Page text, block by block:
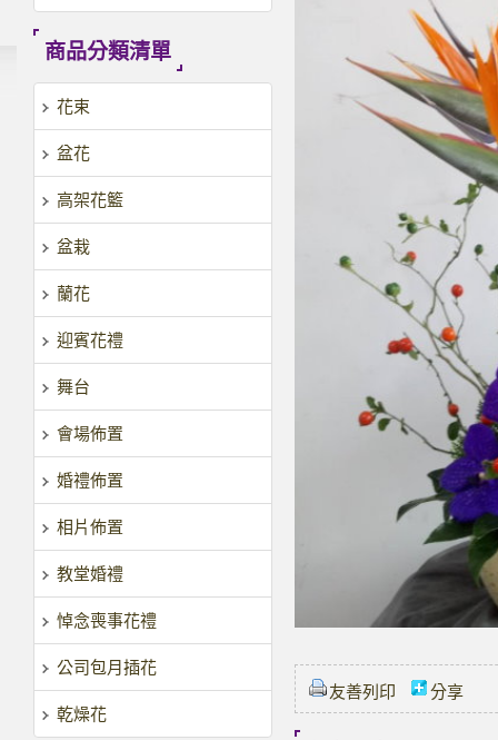
商品分類清單
花束
盆花
高架花籃
盆栽
蘭花
迎賓花禮
舞台
會場佈置
婚禮佈置
相片佈置
教堂婚禮
悼念喪事花禮
公司包月插花
乾燥花
友善列印 分享